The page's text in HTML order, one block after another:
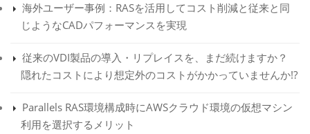
海外ユーザー事例：RASを活用してコスト削減と従来と同
じようなCADパフォーマンスを実現
従来のVDI製品の導入・リプレイスを、まだ続けますか？
隠れたコストにより想定外のコストがかかっていませんか!?
Parallels RAS環境構成時にAWSクラウド環境の仮想マシン
利用を選択するメリット